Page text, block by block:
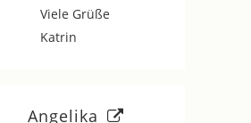
Viele Grüße
Katrin
Angelika